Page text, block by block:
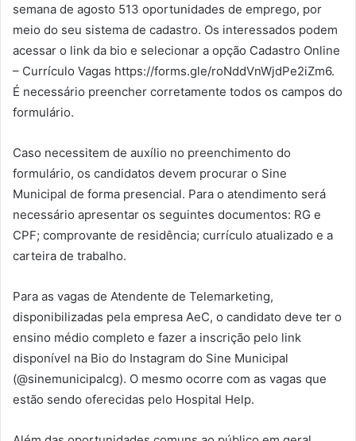
semana de agosto 513 oportunidades de emprego, por
meio do seu sistema de cadastro. Os interessados podem
acessar o link da bio e selecionar a opção Cadastro Online
– Currículo Vagas https://forms.gle/roNddVnWjdPe2iZm6.
É necessário preencher corretamente todos os campos do
formulário.
Caso necessitem de auxílio no preenchimento do
formulário, os candidatos devem procurar o Sine
Municipal de forma presencial. Para o atendimento será
necessário apresentar os seguintes documentos: RG e
CPF; comprovante de residência; currículo atualizado e a
carteira de trabalho.
Para as vagas de Atendente de Telemarketing,
disponibilizadas pela empresa AeC, o candidato deve ter o
ensino médio completo e fazer a inscrição pelo link
disponível na Bio do Instagram do Sine Municipal
(@sinemunicipalcg). O mesmo ocorre com as vagas que
estão sendo oferecidas pelo Hospital Help.